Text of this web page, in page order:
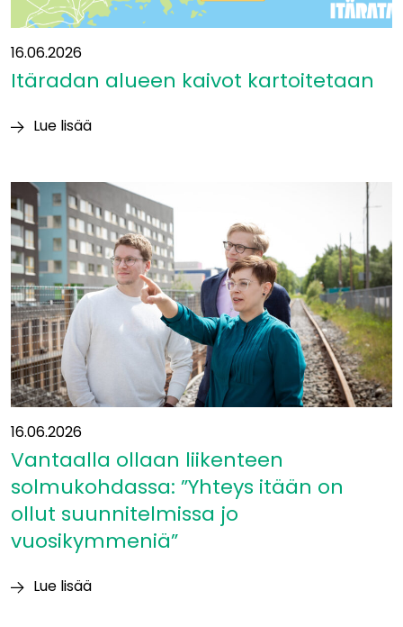
16.06.2026
Itäradan alueen kaivot kartoitetaan
Lue lisää
kartoitetaan
16.06.2026
Vantaalla ollaan liikenteen
solmukohdassa: ”Yhteys itään on
ollut suunnitelmissa jo
vuosikymmeniä”
Lue lisää